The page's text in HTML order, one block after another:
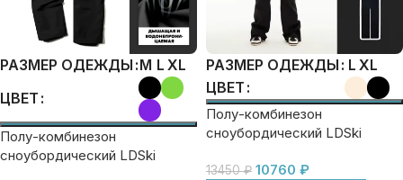
РАЗМЕР ОДЕЖДЫ M L XL
ЦВЕТ
Полу-комбинезон
сноубордический LDSki
РАЗМЕР ОДЕЖДЫ L XL
ЦВЕТ
Полу-комбинезон
сноубордический LDSki
13450₽ 10760 ₽